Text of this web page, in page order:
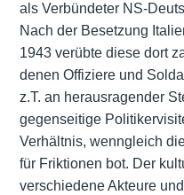
als Verbündeter NS-
Nach der Besetzung
1943 verübte diese dort
denen Offiziere und
z.T. an herausragender
gegenseitige
Verhältnis, wenngleich
für Friktionen bot. Der
verschiedene Akteure